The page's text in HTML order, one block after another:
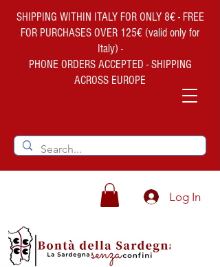
SHIPPING WITHIN ITALY FOR ONLY 8€ - FREE
FOR PURCHASES OVER 125€ (valid only for
Italy) -
PHONE ORDERS ACCEPTED - SHIPPING
ACROSS EUROPE
Log In